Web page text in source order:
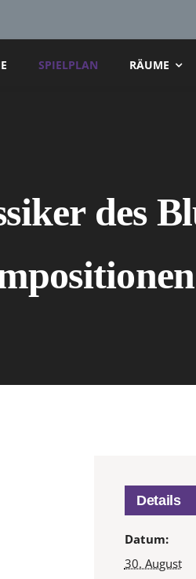
SPIELPLAN RÄUME
des
Details
Datum:
30. August